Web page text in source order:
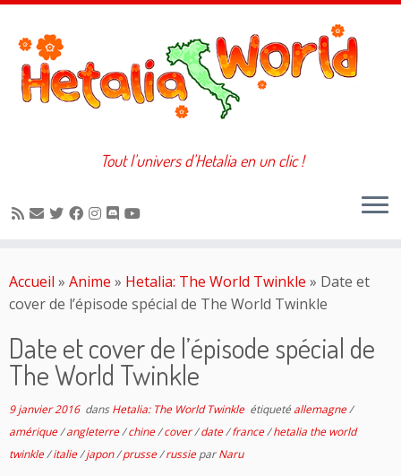
au
contenu
Tout l'univers d'Hetalia en un clic !
Accueil » Anime » Hetalia: The World Twinkle » Date et
cover de l’épisode spécial de The World Twinkle
Date et cover de l’épisode spécial de
The World Twinkle
9 janvier 2016dansHetalia: The World Twinkle étiqueté allemagne/
amérique/angleterre/chine/cover/date/france/hetalia the world
twinkle/italie/japon/prusse/russieparNaru